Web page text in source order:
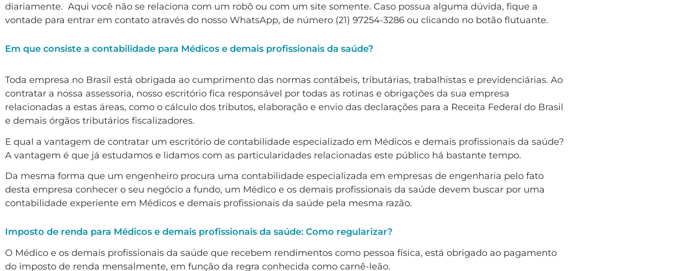
diariamente. Aqui você não se relaciona com um robô ou com um site somente. Caso possua alguma dúvida, fique a
vontade para entrar em contato através do nosso WhatsApp, de número (21) 97254-3286 ou clicando no botão flutuante.
Em que consiste a contabilidade para Médicos e demais profissionais da saúde?
Toda empresa no Brasil está obrigada ao cumprimento das normas contábeis, tributárias, trabalhistas e previdenciárias. Ao
contratar a nossa assessoria, nosso escritório fica responsável por todas as rotinas e obrigações da sua empresa
relacionadas a estas áreas, como o cálculo dos tributos, elaboração e envio das declarações para a Receita Federal do Brasil
e demais órgãos tributários fiscalizadores.
E qual a vantagem de contratar um escritório de contabilidade especializado em Médicos e demais profissionais da saúde?
A vantagem é que já estudamos e lidamos com as particularidades relacionadas este público há bastante tempo.
Da mesma forma que um engenheiro procura uma contabilidade especializada em empresas de engenharia pelo fato
desta empresa conhecer o seu negócio a fundo, um Médico e os demais profissionais da saúde devem buscar por uma
contabilidade experiente em Médicos e demais profissionais da saúde pela mesma razão.
Imposto de renda para Médicos e demais profissionais da saúde: Como regularizar?
O Médico e os demais profissionais da saúde que recebem rendimentos como pessoa física, está obrigado ao pagamento
do imposto de renda mensalmente, em função da regra conhecida como carnê-leão.